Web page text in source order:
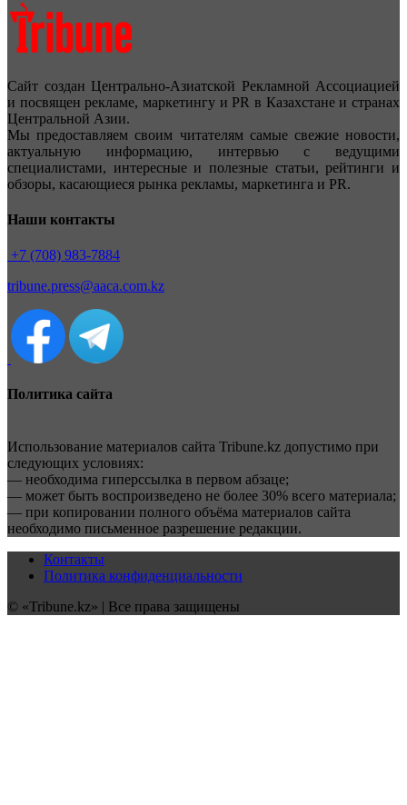
Сайт создан Центрально-Азиатской Рекламной Ассоциацией
и посвящен рекламе, маркетингу и PR в Казахстане и странах
Центральной Азии.
Мы предоставляем своим читателям самые свежие новости,
актуальную информацию, интервью с ведущими
специалистами, интересные и полезные статьи, рейтинги и
обзоры, касающиеся рынка рекламы, маркетинга и PR.
Наши контакты
+7 (708) 983-7884
tribune.press@aaca.com.kz
Политика сайта
Использование материалов сайта Tribune.kz допустимо при
следующих условиях:
— необходима гиперссылка в первом абзаце;
— может быть воспроизведено не более 30% всего материала;
— при копировании полного объёма материалов сайта
необходимо письменное разрешение редакции.
Контакты
Политика конфиденциальности
© «Tribune.kz» | Все права защищены